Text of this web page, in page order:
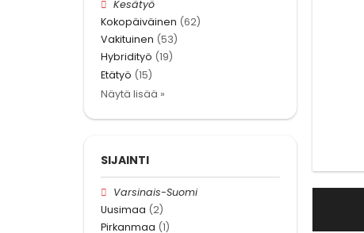
Kesätyö
Kokopäiväinen (62)
Vakituinen (53)
Hybridityö (19)
Etätyö (15)
Näytä lisää »
SIJAINTI
Varsinais-Suomi
Uusimaa (2)
Pirkanmaa (1)